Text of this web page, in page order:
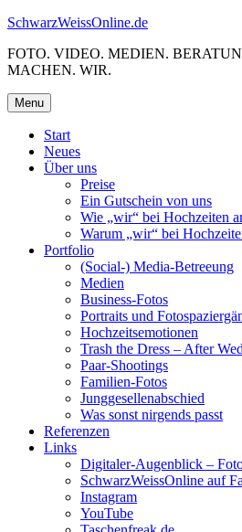
Skip
content
SchwarzWeissOnline.de
FOTO. VIDEO. MEDIEN.
MACHEN. WIR.
Menu
Start
Neues
Über uns
Preise
Ein Gutschein von uns
Wie „wir“ bei Hochzeiten
Warum „wir“ bei
Portfolio
(Social-) Media-Betreeung
Medien
Business-Fotos
Portraits und
Hochzeitsemotionen
Trash the Dress – After
Paar-Shootings
Familien-Fotos
Junggesellenabschied
Was sonst nirgends passt
Referenzen
Links
Digitaler-Augenblick –
SchwarzWeissOnline auf
Instagram
YouTube